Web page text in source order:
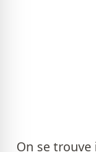
On se